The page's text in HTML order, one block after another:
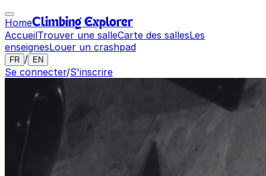
HomeClimbing Explorer
AccueilTrouver une salleCarte des sallesLes
enseignesLouer un crashpad
FR / EN
Se connecter/S'inscrire